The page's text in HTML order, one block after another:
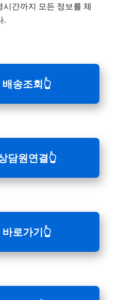
간까지 모든 정보를 체
.
송조회👆
담원연결👆
로가기👆